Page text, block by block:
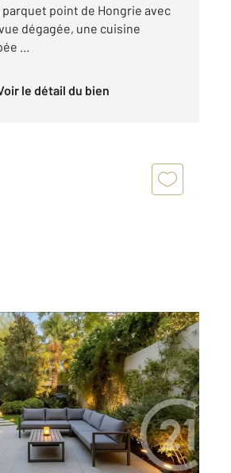
point de Hongrie avec
dégagée, une cuisine
...
Voir le détail du bien
F4 à vendre
000 €
Jasmin. Entre le village